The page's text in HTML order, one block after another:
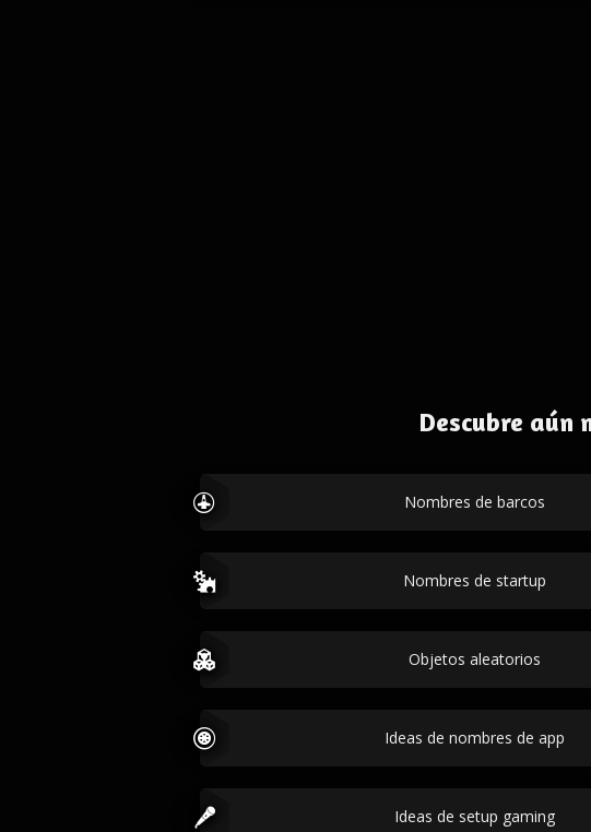
Descubre aún
Nombres de barcos
Nombres de startup
Objetos aleatorios
Ideas de nombres de app
Ideas de setup gaming